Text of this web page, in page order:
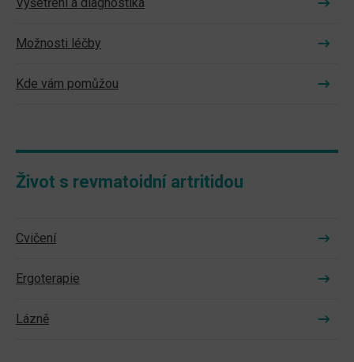
Možnosti léčby
Kde vám pomůžou
Život s revmatoidní artritidou
Cvičení
Ergoterapie
Lázně